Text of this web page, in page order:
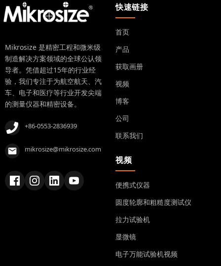
Mikrosize 是精密工程和微米级
制造解决方案领域的全球公认领
导者。凭借超过15年的行业经
验，我们专注于为航空航天、汽
车、电子和医疗等行业开发尖端
的测量仪器和精密设备。
+86-0553-2836939
mikrosize@mikrosize.com
快速链接
首页
产品
获取画册
视频
博客
公司
联系我们
视频
便携式仪器
圆度轮廓和粗糙度测试仪
拉力试验机
显微镜
电子万能试验机视频